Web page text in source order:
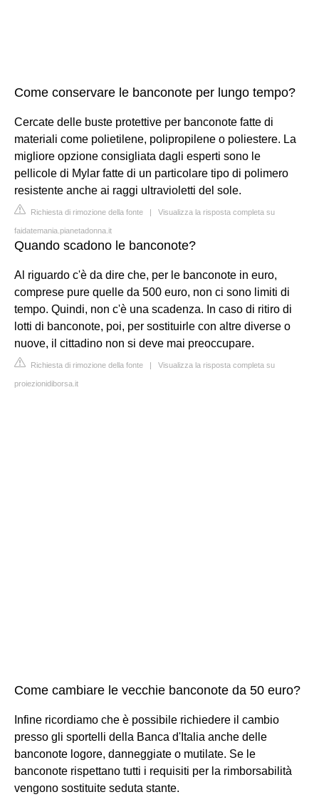
Come conservare le banconote per lungo tempo?
Cercate delle buste protettive per banconote fatte di
materiali come polietilene, polipropilene o poliestere. La
migliore opzione consigliata dagli esperti sono le
pellicole di Mylar fatte di un particolare tipo di polimero
resistente anche ai raggi ultravioletti del sole.
Richiesta di rimozione della fonte | Visualizza la risposta completa su
faidatemania.pianetadonna.it
Quando scadono le banconote?
Al riguardo c'è da dire che, per le banconote in euro,
comprese pure quelle da 500 euro, non ci sono limiti di
tempo. Quindi, non c'è una scadenza. In caso di ritiro di
lotti di banconote, poi, per sostituirle con altre diverse o
nuove, il cittadino non si deve mai preoccupare.
Richiesta di rimozione della fonte | Visualizza la risposta completa su
proiezionidiborsa.it
Come cambiare le vecchie banconote da 50 euro?
Infine ricordiamo che è possibile richiedere il cambio
presso gli sportelli della Banca d'Italia anche delle
banconote logore, danneggiate o mutilate. Se le
banconote rispettano tutti i requisiti per la rimborsabilità
vengono sostituite seduta stante.